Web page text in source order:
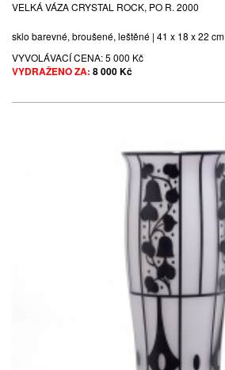
VELKÁ VÁZA CRYSTAL ROCK, PO R. 2000
sklo barevné, broušené, leštěné | 41 x 18 x 22 cm
VYVOLÁVACÍ CENA:5 000 Kč
VYDRAŽENO ZA: 8 000 Kč